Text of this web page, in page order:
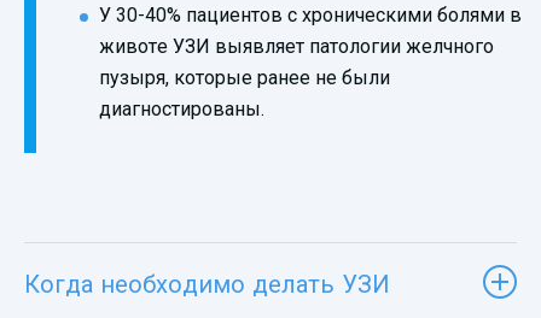
У 30-40% пациентов с хроническими болями в
животе УЗИ выявляет патологии желчного
пузыря, которые ранее не были
диагностированы.
Когда необходимо делать УЗИ